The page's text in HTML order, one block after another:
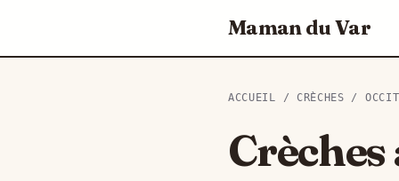
Maman du Var
ACCUEIL / CRÈCHES /
Crèches